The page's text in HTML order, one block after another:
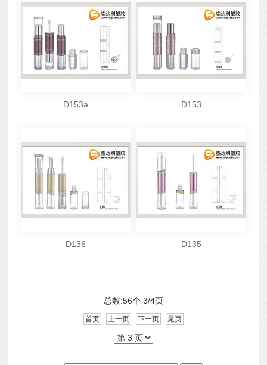
D153a D153
D136 D135
总数:56个 3/4页
首页 上一页 下一页 尾页